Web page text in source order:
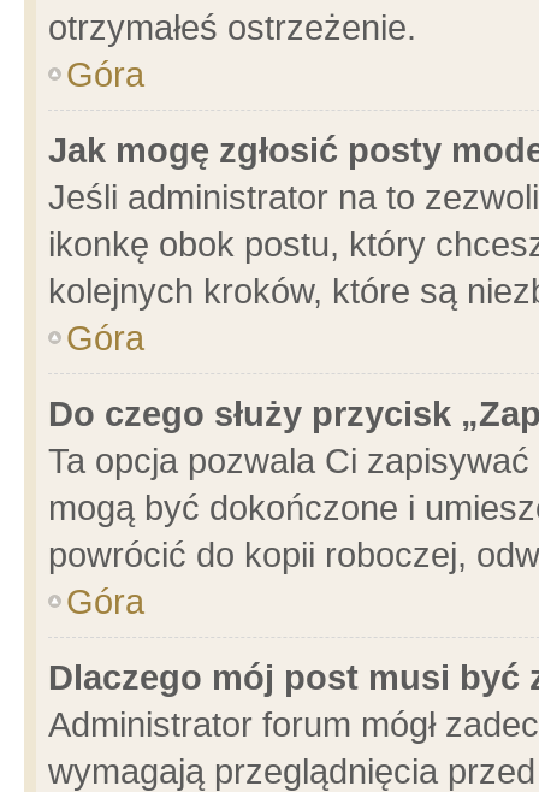
otrzymałeś ostrzeżenie.
Góra
Jak mogę zgłosić posty
Jeśli administrator na to
ikonkę obok postu, który
kolejnych kroków, które są
Góra
Do czego służy przycisk
Ta opcja pozwala Ci
mogą być dokończone i
powrócić do kopii roboczej,
Góra
Dlaczego mój post musi być
Administrator forum mógł
wymagają przeglądnięcia